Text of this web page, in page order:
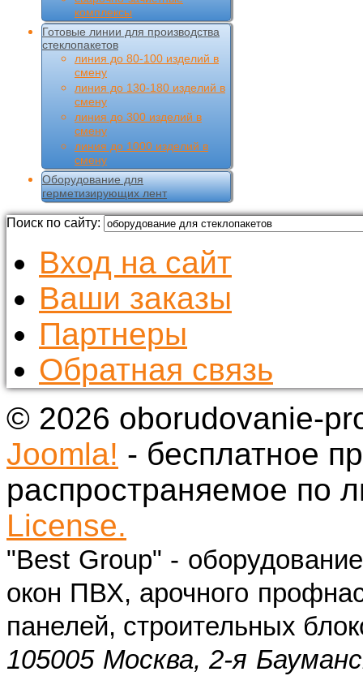
комплексы
Готовые линии для производства
стеклопакетов
линия до 80-100 изделий в
смену
линия до 130-180 изделий в
смену
линия до 300 изделий в
смену
линия до 1000 изделий в
смену
Оборудование для
герметизирующих лент
Поиск по сайту:
Вход на сайт
Ваши заказы
Партнеры
Обратная связь
© 2026 oborudovanie-
Joomla! - бесплатное
распространяемое по
License.
"Best Group" -
окон ПВХ, арочного
панелей, строительных
105005 Москва, 2-я